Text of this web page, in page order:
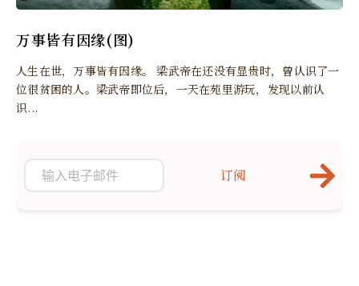
万事皆有因缘(图)
人生在世，万事皆有因缘。 梁武帝在还没有显贵时，曾认识了一
位很贫困的人。梁武帝即位后，一天在苑里游玩，发现以前认
识...
订阅